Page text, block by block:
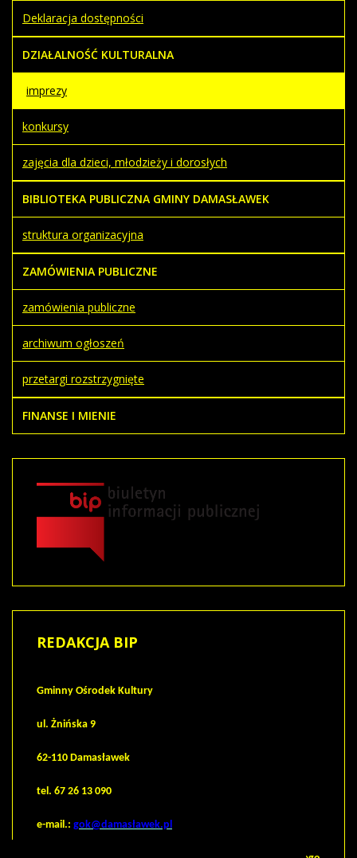
Deklaracja dostępności
DZIAŁALNOŚĆ KULTURALNA
imprezy
konkursy
zajęcia dla dzieci, młodzieży i dorosłych
BIBLIOTEKA PUBLICZNA GMINY DAMASŁAWEK
struktura organizacyjna
ZAMÓWIENIA PUBLICZNE
zamówienia publiczne
archiwum ogłoszeń
przetargi rozstrzygnięte
FINANSE I MIENIE
REDAKCJABIP
Gminny Ośrodek Kultury
ul. Żnińska 9
62-110 Damasławek
tel. 67 26 13 090
e-mail.: gok@damasławek.pl